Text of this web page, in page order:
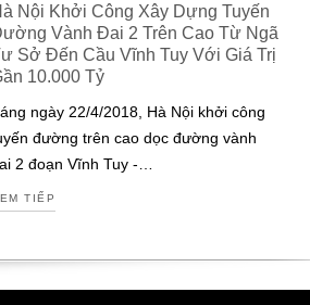
Nội Khởi Công Xây Dựng Tuyến
Vành Đai 2 Trên Cao Từ Ngã
Sở Đến Cầu Vĩnh Tuy Với Giá Trị
10.000 Tỷ
ngày 22/4/2018, Hà Nội khởi công
đường trên cao dọc đường vành
2 đoạn Vĩnh Tuy -…
TIẾP